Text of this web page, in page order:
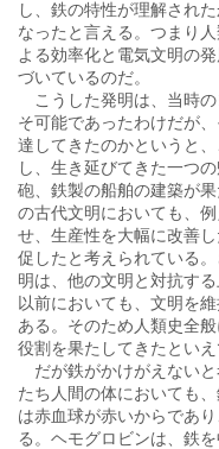
し、鉄の特性が理解され
なったと言える。つまり
よる効率化と電気文明の
づいているのだ。
こうした発明は、当時の
そ可能であったわけだが
達してきたのかというと
し、生き延びてきた一つ
砲、鉄製の船舶の建築が
の古代文明においても、
せ、生産性を大幅に改善
促したと考えられている
明は、他の文明と対抗す
以前においても、文明を
ある。そのため人類史全
役割を果たしてきたといえ
だが鉄がかけがえないと
たち人間の体においても
は赤血球が赤いからであ
る。ヘモグロビンは、鉄